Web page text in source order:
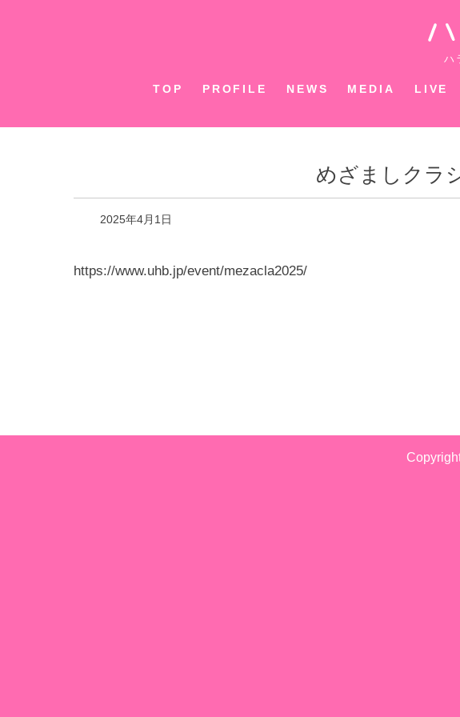
ハ
TOP PROFILE NEWS MEDIA LIVE
めざましクラ
2025年4月1日
https://www.uhb.jp/event/mezacla2025/